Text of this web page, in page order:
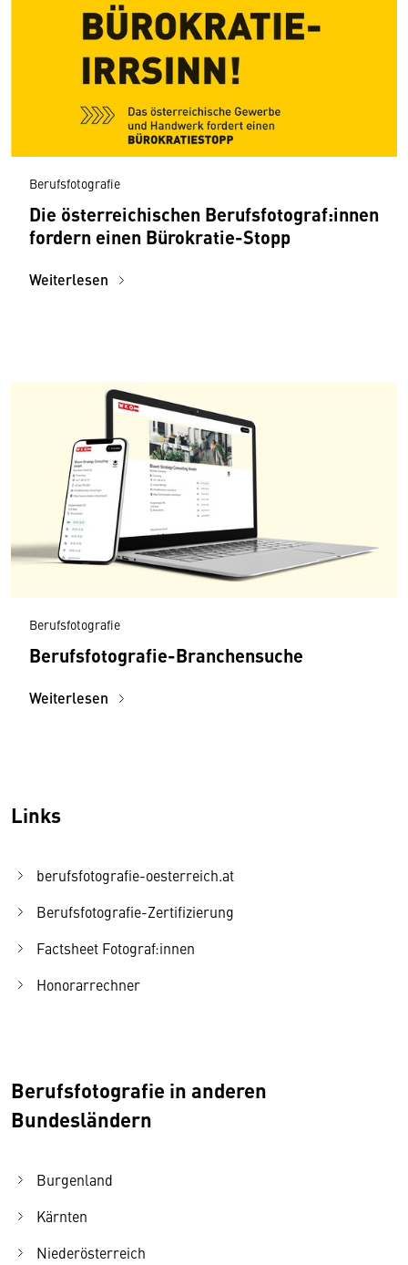
Berufsfotografie
Die österreichischen Berufsfotograf:innen
fordern einen Bürokratie-Stopp
Weiterlesen
Berufsfotografie
Berufsfotografie-Branchensuche
Weiterlesen
Links
berufsfotografie-oesterreich.at
Berufsfotografie-Zertifizierung
Factsheet Fotograf:innen
Honorarrechner
Berufsfotografie in anderen
Bundesländern
Burgenland
Kärnten
Niederösterreich